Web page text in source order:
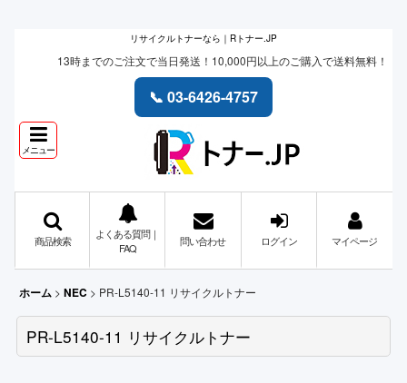
リサイクルトナーなら｜Rトナー.JP
13時までのご注文で当日発送！10,000円以上のご購入で送料無料！
📞 03-6426-4757
メニュー
商品検索
よくある質問｜
FAQ
問い合わせ ログイン マイページ
ホーム > NEC > PR-L5140-11 リサイクルトナー
PR-L5140-11 リサイクルトナー